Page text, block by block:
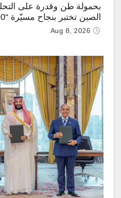
الصين تختبر بنجاح مسيّرة “TP200”
Aug 8, 2026